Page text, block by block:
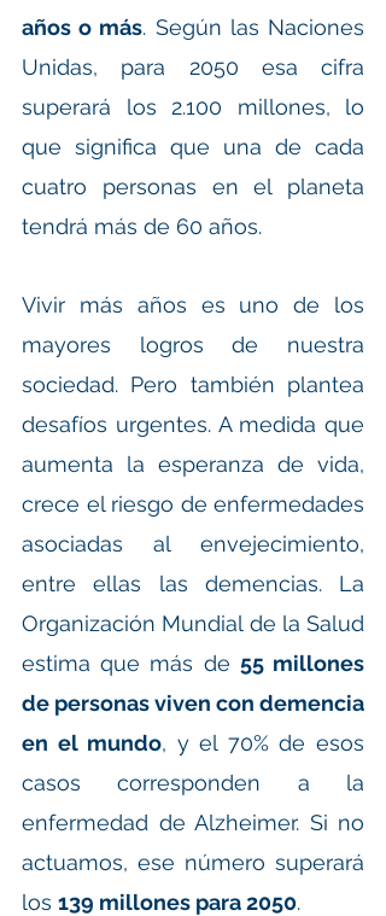
años o más. Según las Naciones
Unidas, para 2050 esa cifra
superará los 2.100 millones, lo
que significa que una de cada
cuatro personas en el planeta
tendrá más de 60 años.
Vivir más años es uno de los
mayores logros de nuestra
sociedad. Pero también plantea
desafíos urgentes. A medida que
aumenta la esperanza de vida,
crece el riesgo de enfermedades
asociadas al envejecimiento,
entre ellas las demencias. La
Organización Mundial de la Salud
estima que más de 55 millones
de personas viven con demencia
en el mundo, y el 70% de esos
casos corresponden a la
enfermedad de Alzheimer. Si no
actuamos, ese número superará
los 139 millones para 2050.